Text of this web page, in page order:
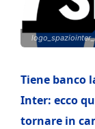
Tiene banco
Inter: ecco
tornare in